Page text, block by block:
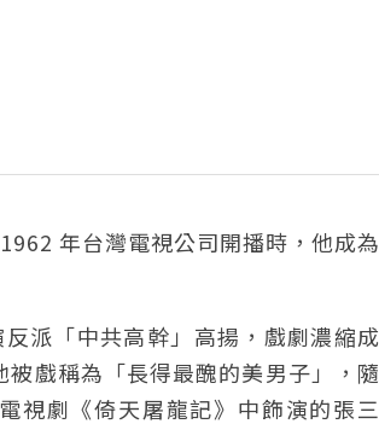
年台灣電視公司開播時，他成為
派「中共高幹」高揚，戲劇濃縮成
戲稱為「長得最醜的美男子」，隨
視劇《倚天屠龍記》中飾演的張三